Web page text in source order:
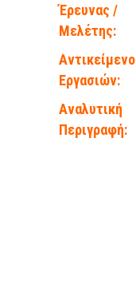
Έρευνας /
Μελέτης:
Αντικείμενο
Εργασιών:
Αναλυτική
Περιγραφή: